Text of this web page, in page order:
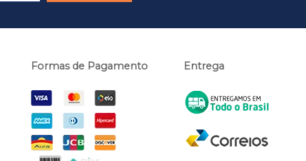
Formas de Pagamento Entrega